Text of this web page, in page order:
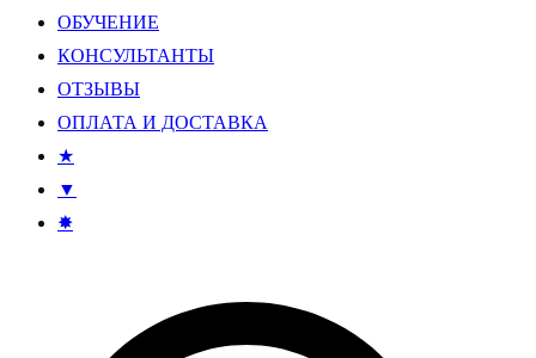
ОБУЧЕНИЕ
КОНСУЛЬТАНТЫ
ОТЗЫВЫ
ОПЛАТА И ДОСТАВКА
★
▼
✸